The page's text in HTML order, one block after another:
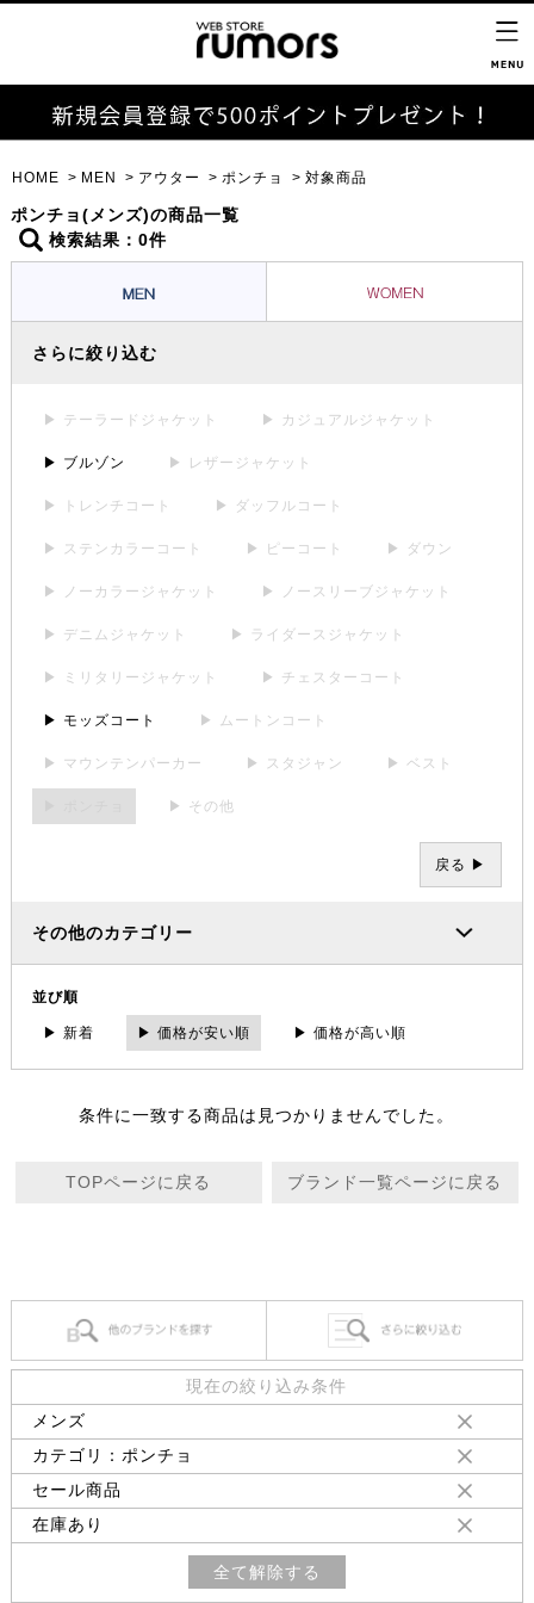
HOME MEN アウター ポンチョ 対象商品
ポンチョ(メンズ)の商品一覧
検索結果：0件
さらに絞り込む
▶ テーラードジャケット ▶ カジュアルジャケット
▶ ブルゾン ▶ レザージャケット
▶ トレンチコート ▶ ダッフルコート
▶ ステンカラーコート ▶ ピーコート ▶ ダウン
▶ ノーカラージャケット ▶ ノースリーブジャケット
▶ デニムジャケット ▶ ライダースジャケット
▶ ミリタリージャケット ▶ チェスターコート
▶ モッズコート ▶ ムートンコート
▶ マウンテンパーカー ▶ スタジャン ▶ ベスト
▶ その他
戻る ▶
その他のカテゴリー
並び順
▶ 新着 ▶ 価格が安い順 ▶ 価格が高い順
条件に一致する商品は見つかりませんでした。
TOPページに戻る ブランド一覧ページに戻る
現在の絞り込み条件
メンズ
カテゴリ：ポンチョ
セール商品
在庫あり
全て解除する